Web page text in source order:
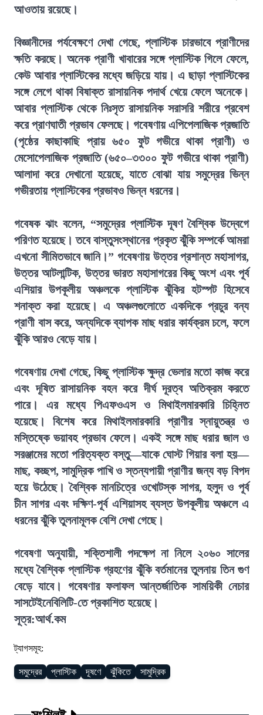
আওতায় রয়েছে।
বিজ্ঞানীদের পর্যবেক্ষণে দেখা গেছে, প্লাস্টিক চারভাবে প্রাণীদের
ক্ষতি করছে। অনেক প্রাণী খাবারের সঙ্গে প্লাস্টিক গিলে ফেলে,
কেউ আবার প্লাস্টিকের মধ্যে জড়িয়ে যায়। এ ছাড়া প্লাস্টিকের
সঙ্গে লেগে থাকা বিষাক্ত রাসায়নিক পদার্থ খেয়ে ফেলে অনেকে।
আবার প্লাস্টিক থেকে নিঃসৃত রাসায়নিক সরাসরি শরীরে প্রবেশ
করে প্রাণঘাতী প্রভাব ফেলছে। গবেষণায় এপিপেলাজিক প্রজাতি
(পৃষ্ঠের কাছাকাছি প্রায় ৬৫০ ফুট গভীরে থাকা প্রাণী) ও
মেসোপেলাজিক প্রজাতি (৬৫০–৩৩০০ ফুট গভীরে থাকা প্রাণী)
আলাদা করে দেখানো হয়েছে, যাতে বোঝা যায় সমুদ্রের ভিন্ন
গভীরতায় প্লাস্টিকের প্রভাবও ভিন্ন ধরনের।
গবেষক ঝাং বলেন, “সমুদ্রের প্লাস্টিক দূষণ বৈশ্বিক উদ্বেগে
পরিণত হয়েছে। তবে বাস্তুসংস্থানের প্রকৃত ঝুঁকি সম্পর্কে আমরা
এখনো সীমিতভাবে জানি।” গবেষণায় উত্তর প্রশান্ত মহাসাগর,
উত্তর আটলান্টিক, উত্তর ভারত মহাসাগরের কিছু অংশ এবং পূর্ব
এশিয়ার উপকূলীয় অঞ্চলকে প্লাস্টিক ঝুঁকির হটস্পট হিসেবে
শনাক্ত করা হয়েছে। এ অঞ্চলগুলোতে একদিকে প্রচুর বন্য
প্রাণী বাস করে, অন্যদিকে ব্যাপক মাছ ধরার কার্যক্রম চলে, ফলে
ঝুঁকি আরও বেড়ে যায়।
গবেষণায় দেখা গেছে, কিছু প্লাস্টিক ক্ষুদ্র ভেলার মতো কাজ করে
এবং দূষিত রাসায়নিক বহন করে দীর্ঘ দূরত্ব অতিক্রম করতে
পারে। এর মধ্যে পিএফওএস ও মিথাইলমারকারি চিহ্নিত
হয়েছে। বিশেষ করে মিথাইলমারকারি প্রাণীর স্নায়ুতন্ত্র ও
মস্তিষ্কে ভয়াবহ প্রভাব ফেলে। একই সঙ্গে মাছ ধরার জাল ও
সরঞ্জামের মতো পরিত্যক্ত বস্তু—যাকে ঘোস্ট গিয়ার বলা হয়—
মাছ, কচ্ছপ, সামুদ্রিক পাখি ও স্তন্যপায়ী প্রাণীর জন্য বড় বিপদ
হয়ে উঠেছে। বৈশ্বিক মানচিত্রে ওখোটস্ক সাগর, হলুদ ও পূর্ব
চীন সাগর এবং দক্ষিণ-পূর্ব এশিয়াসহ ব্যস্ত উপকূলীয় অঞ্চলে এ
ধরনের ঝুঁকি তুলনামূলক বেশি দেখা গেছে।
গবেষণা অনুযায়ী, শক্তিশালী পদক্ষেপ না নিলে ২০৬০ সালের
মধ্যে বৈশ্বিক প্লাস্টিক গ্রহণের ঝুঁকি বর্তমানের তুলনায় তিন গুণ
বেড়ে যাবে। গবেষণার ফলাফল আন্তর্জাতিক সাময়িকী নেচার
সাসটেইনেবিলিটি-তে প্রকাশিত হয়েছে।
সূত্র:আর্থ.কম
ট্যাগসমূহ:
সমুদ্রের প্লাস্টিক দূষণে ঝুঁকিতে সামুদ্রিক